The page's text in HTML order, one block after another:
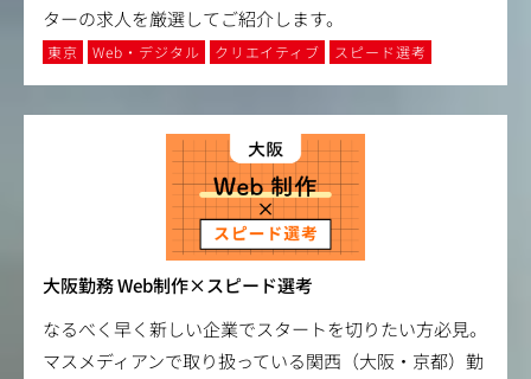
ターの求人を厳選してご紹介します。
東京 Web・デジタル クリエイティブ スピード選考
大阪勤務 Web制作×スピード選考
なるべく早く新しい企業でスタートを切りたい方必見。
マスメディアンで取り扱っている関西（大阪・京都）勤